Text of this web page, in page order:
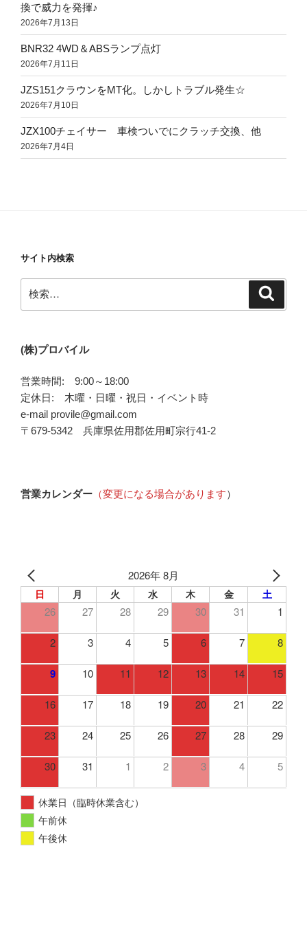
換で威力を発揮♪
2026年7月13日
BNR32 4WD＆ABSランプ点灯
2026年7月11日
JZS151クラウンをMT化。しかしトラブル発生☆
2026年7月10日
JZX100チェイサー 車検ついでにクラッチ交換、他
2026年7月4日
サイト内検索
索:
(株)プロバイル
営業時間: 9:00～18:00
定休日: 木曜・日曜・祝日・イベント時
e-mail provile@gmail.com
〒679-5342 兵庫県佐用郡佐用町宗行41-2
営業カレンダー （変更になる場合があります）
2026年 8月
日 月 火 水 木 金 土
26 27 28 29 30 31 1
2 3 4 5 6 7 8
9 10 11 12 13 14 15
16 17 18 19 20 21 22
23 24 25 26 27 28 29
30 31 1 2 3 4 5
休業日（臨時休業含む）
午前休
午後休